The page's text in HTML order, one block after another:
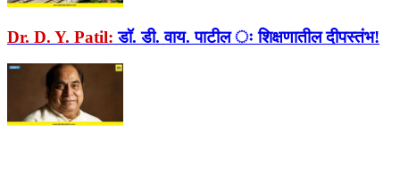
Dr. D. Y. Patil: डॉ. डी. वाय. पाटील ः शिक्षणातील दीपस्तंभ!